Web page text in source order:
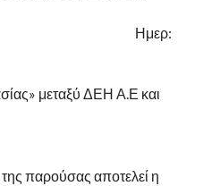
Ημερ:
μεταξύ ΔΕΗ Α.Ε και
παρούσας αποτελεί η